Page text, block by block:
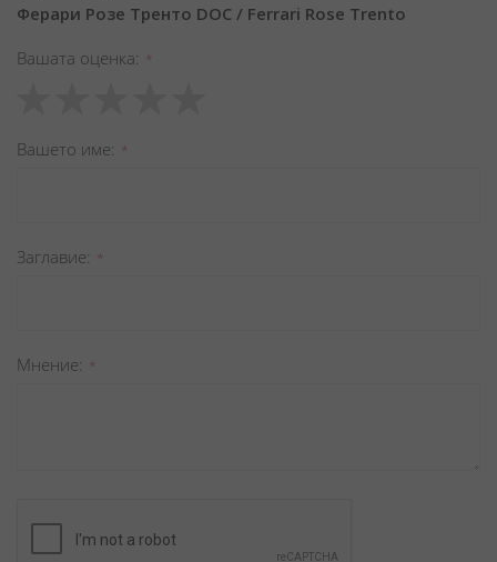
Ферари Розе Тренто DOC / Ferrari Rose Trento
Вашата оценка
star
stars
stars
stars
stars
Вашето име
Заглавиe
Мнение